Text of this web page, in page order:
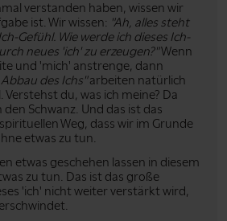
verstanden haben, wissen wir
ist. Wir wissen: "Ah, alles steht
Gefühl. Wie werde ich dieses Ich-
neues 'ich' zu erzeugen?"Wenn
und 'mich' anstrenge, dann
des Ichs"arbeiten natürlich
Verstehst du, was ich meine? Da
den Schwanz. Und das ist das
Weg, dass wir im Grunde
etwas zu tun.
etwas geschehen lassen in diesem
zu tun. Das ist das große
'ich' nicht weiter verstärkt wird,